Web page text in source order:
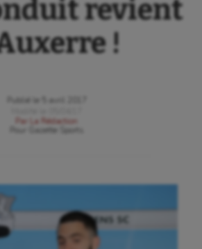
revient
!
Publié le
5 avril 2017
Par
La Rédaction
Gazette Sports